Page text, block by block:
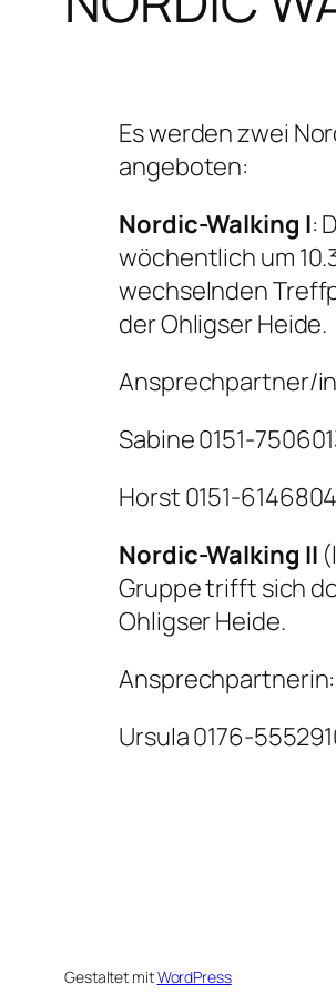
Es werden zwei
angeboten:
Nordic-Walking I:
wöchentlich um
wechselnden
der Ohligser Heide.
Ansprechpartner/
Sabine 0151-
Horst 0151-
Nordic-Walking II
Gruppe trifft sich
Ohligser Heide.
Ansprechpartnerin:
Ursula 0176-
Gestaltet mitWordPress